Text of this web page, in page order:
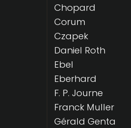
Chopard
Corum
Czapek
Daniel Roth
Ebel
Eberhard
F. P. Journe
Franck Muller
Gérald Genta